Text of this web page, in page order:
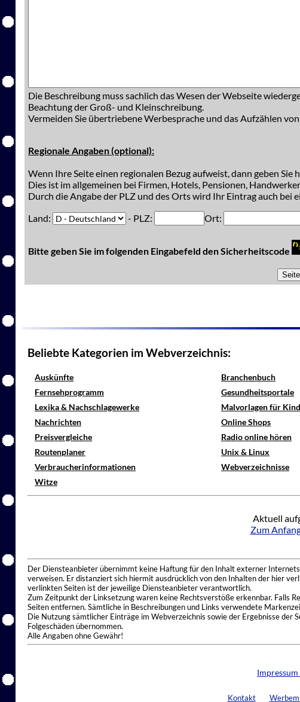
Die Beschreibung muss sachlich das Wesen der Webseite
Beachtung der Groß- und Kleinschreibung.
Vermeiden Sie übertriebene Werbesprache und das Aufzählen
Regionale Angaben (optional):
Wenn Ihre Seite einen regionalen Bezug aufweist, dann geben
Dies ist im allgemeinen bei Firmen, Hotels, Pensionen,
Durch die Angabe der PLZ und des Orts wird Ihr Eintrag auch bei
Land:
- PLZ: Ort:
Bitte geben Sie im folgenden Eingabefeld den Sicherheitscode
Beliebte Kategorien im Webverzeichnis:
Auskünfte Branchenbuch
Fernsehprogramm
Gesundheitsportale
Lexika & Nachschlagewerke
Malvorlagen für
Nachrichten
Online Shops
Preisvergleiche
Radio online hören
Routenplaner
Unix & Linux
Verbraucherinformationen
Webverzeichnisse
Witze
Aktuell
Zum
Der Diensteanbieter übernimmt keine Haftung für den Inhalt externer
verweisen. Er distanziert sich hiermit ausdrücklich von den Inhalten der hier
verlinkten Seiten ist der jeweilige Diensteanbieter verantwortlich.
Zum Zeitpunkt der Linksetzung waren keine Rechtsverstöße erkennbar. Falls
Seiten entfernen. Sämtliche in Beschreibungen und Links verwendete
Die Nutzung sämtlicher Einträge im Webverzeichnis sowie der Ergebnisse der
Folgeschäden übernommen.
Alle Angaben ohne Gewähr!
Kontakt